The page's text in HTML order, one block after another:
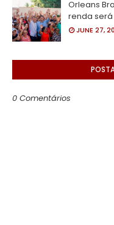
Orleans
renda
JUNE 27,
0 Comentários